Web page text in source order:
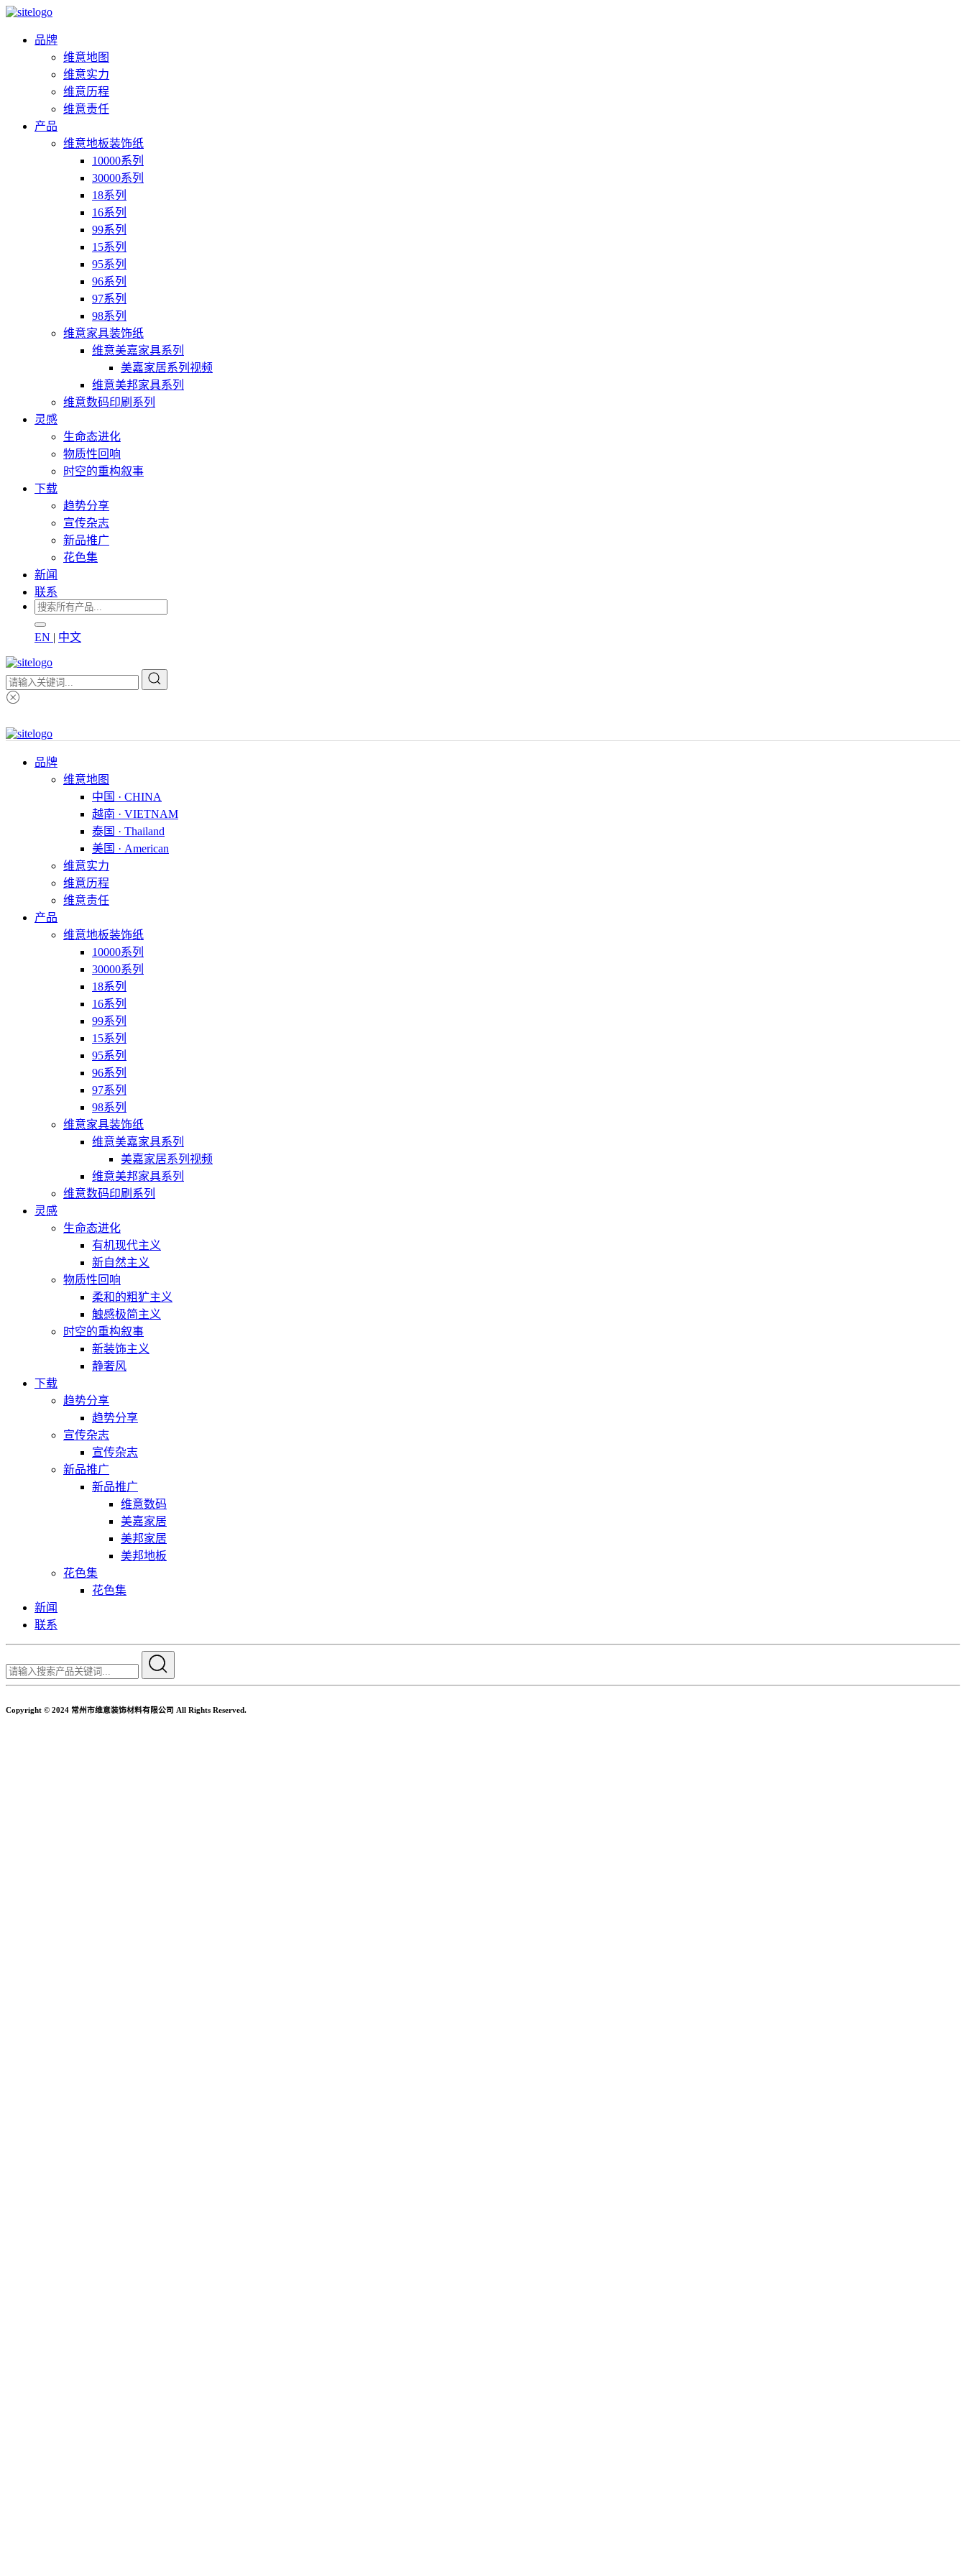
品牌
维意地图
维意实力
维意历程
维意责任
产品
维意地板装饰纸
10000系列
30000系列
18系列
16系列
99系列
15系列
95系列
96系列
97系列
98系列
维意家具装饰纸
维意美嘉家具系列
美嘉家居系列视频
维意美邦家具系列
维意数码印刷系列
灵感
生命态进化
物质性回响
时空的重构叙事
下载
趋势分享
宣传杂志
新品推广
花色集
新闻
联系
EN | 中文
品牌
维意地图
中国 · CHINA
越南 · VIETNAM
泰国 · Thailand
美国 · American
维意实力
维意历程
维意责任
产品
维意地板装饰纸
10000系列
30000系列
18系列
16系列
99系列
15系列
95系列
96系列
97系列
98系列
维意家具装饰纸
维意美嘉家具系列
美嘉家居系列视频
维意美邦家具系列
维意数码印刷系列
灵感
生命态进化
有机现代主义
新自然主义
物质性回响
柔和的粗犷主义
触感极简主义
时空的重构叙事
新装饰主义
静奢风
下载
趋势分享
趋势分享
宣传杂志
宣传杂志
新品推广
新品推广
维意数码
美嘉家居
美邦家居
美邦地板
花色集
花色集
新闻
联系
Copyright © 2024 常州市维意装饰材料有限公司 All Rights Reserved.